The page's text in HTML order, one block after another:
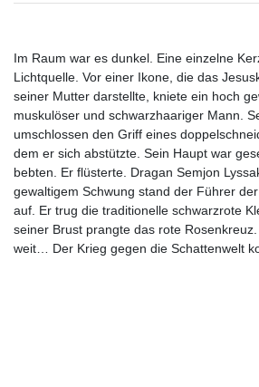
Im Raum war es dunkel. Eine einzelne
Lichtquelle. Vor einer Ikone, die das
seiner Mutter darstellte, kniete ein hoch
muskulöser und schwarzhaariger Mann.
umschlossen den Griff eines
dem er sich abstützte. Sein Haupt war
bebten. Er flüsterte. Dragan Semjon
gewaltigem Schwung stand der Führer
auf. Er trug die traditionelle schwarzrote
seiner Brust prangte das rote
weit… Der Krieg gegen die Schattenwelt